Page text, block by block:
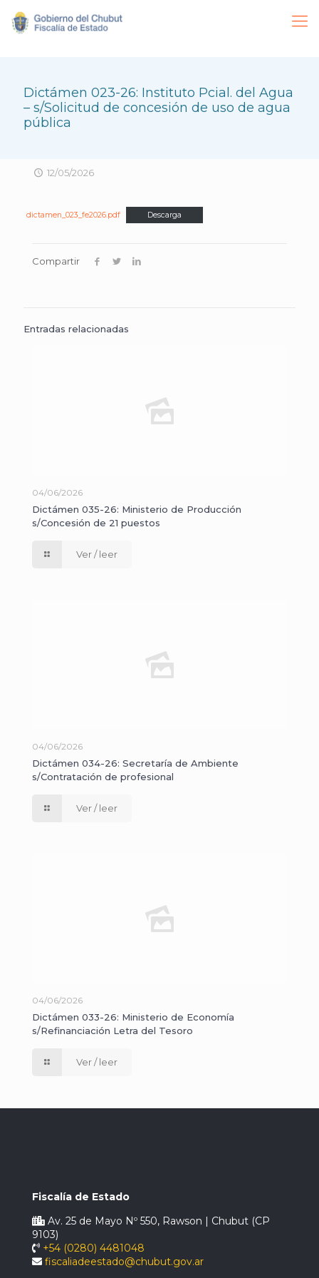
Dictámen 023-26: Instituto Pcial. del Agua
– s/Solicitud de concesión de uso de agua
pública
12/05/2026
dictamen_023_fe2026.pdf Descarga
Compartir
Entradas relacionadas
04/06/2026
Dictámen 035-26: Ministerio de Producción
s/Concesión de 21 puestos
Ver / leer
04/06/2026
Dictámen 034-26: Secretaría de Ambiente
s/Contratación de profesional
Ver / leer
04/06/2026
Dictámen 033-26: Ministerio de Economía
s/Refinanciación Letra del Tesoro
Ver / leer
Fiscalía de Estado
Av. 25 de Mayo Nº 550, Rawson | Chubut (CP
9103)
+54 (0280) 4481048
fiscaliadeestado@chubut.gov.ar